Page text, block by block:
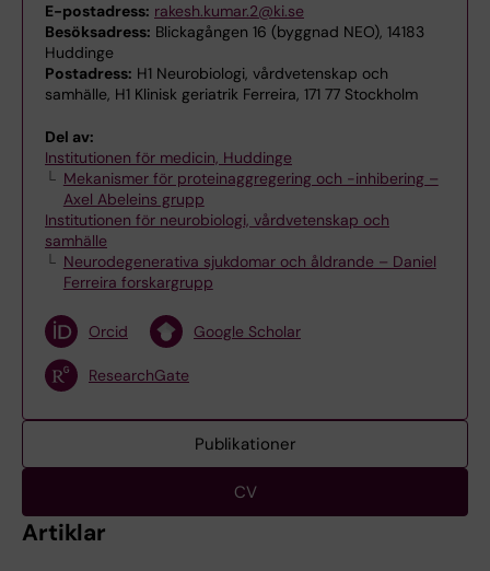
E-postadress: rakesh.kumar.2@ki.se
Besöksadress: Blickagången 16 (byggnad NEO), 14183
Huddinge
Postadress: H1 Neurobiologi, vårdvetenskap och
samhälle, H1 Klinisk geriatrik Ferreira, 171 77 Stockholm
Del av:
Institutionen för medicin, Huddinge
Mekanismer för proteinaggregering och -inhibering –
Axel Abeleins grupp
Institutionen för neurobiologi, vårdvetenskap och
samhälle
Neurodegenerativa sjukdomar och åldrande – Daniel
Ferreira forskargrupp
Orcid Google Scholar
ResearchGate
Publikationer
CV
Artiklar